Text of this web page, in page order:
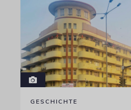
GESCHICHTE